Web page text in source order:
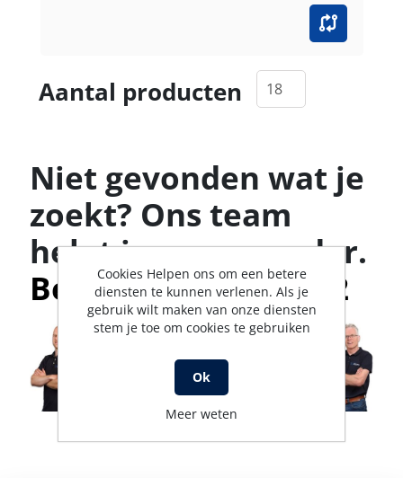
Aantal producten
Niet gevonden wat je
zoekt? Ons team
helpt je graag verder.
Bel met 0316-523142
Cookies Helpen ons om een betere
diensten te kunnen verlenen. Als je
gebruik wilt maken van onze diensten
stem je toe om cookies te gebruiken
Ok
Meer weten